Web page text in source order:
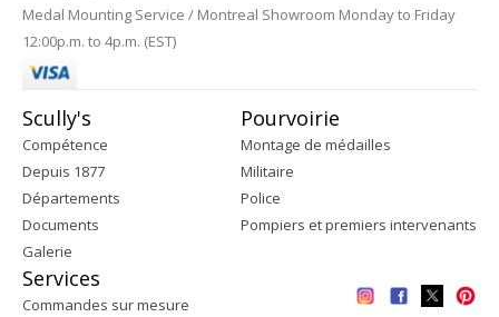
Medal Mounting Service / Montreal Showroom Monday to Friday
12:00p.m. to 4p.m. (EST)
Scully's
Compétence
Depuis 1877
Départements
Documents
Galerie
Pourvoirie
Montage de médailles
Militaire
Police
Pompiers et premiers intervenants
Services
Commandes sur mesure